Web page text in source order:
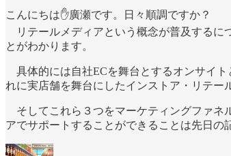
こんにちは✋廣瀬です。日々順調ですか？
リテールメディアという概念が普及するに
とがわかります。
具体的には自社ECを舞台とするオンサイト
れに実店舗を舞台にしたインストア・リテー
そしてこれら３つをマーケティングファネ
アでサポートすることができることは先日の